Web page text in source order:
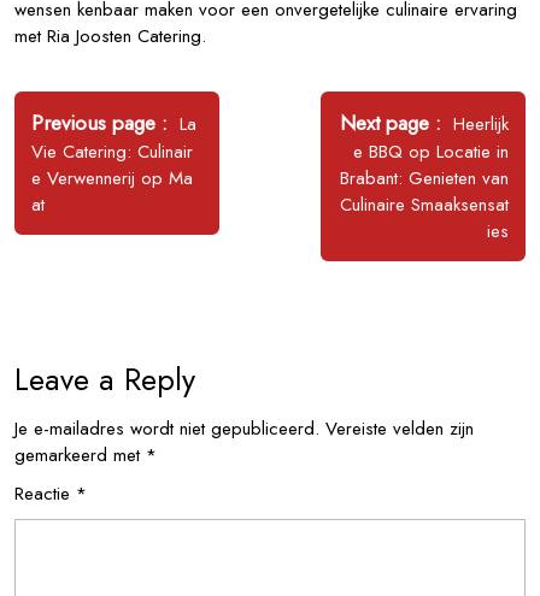
wensen kenbaar maken voor een onvergetelijke culinaire ervaring
met Ria Joosten Catering.
Bericht
navigatie
Previous page
Older
Posts
La
Vie Catering: Culinair
e Verwennerij op Ma
at
Next page
Newer
Posts
Heerlijk
e BBQ op Locatie in
Brabant: Genieten van
Culinaire Smaaksensat
ies
Leave a Reply
Je e-mailadres wordt niet gepubliceerd. Vereiste velden zijn
gemarkeerd met *
Reactie *